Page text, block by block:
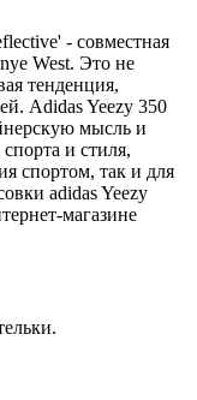
- совместная
West. Это не
тенденция,
Adidas Yeezy 350
мысль и
и стиля,
спортом, так и для
adidas Yeezy
магазине